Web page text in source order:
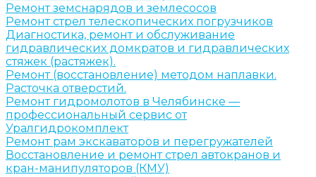
Ремонт земснарядов и землесосов
Ремонт стрел телескопических погрузчиков
Диагностика, ремонт и обслуживание
гидравлических домкратов и гидравлических
стяжек (растяжек).
Ремонт (восстановление) методом наплавки.
Расточка отверстий.
Ремонт гидромолотов в Челябинске —
профессиональный сервис от
Уралгидрокомплект
Ремонт рам экскаваторов и перегружателей
Восстановление и ремонт стрел автокранов и
кран-манипуляторов (КМУ)